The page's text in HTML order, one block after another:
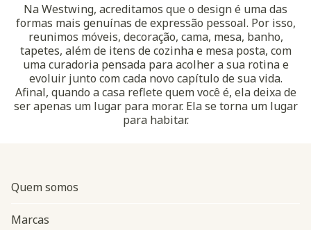
Na Westwing, acreditamos que o design é uma das
formas mais genuínas de expressão pessoal. Por isso,
reunimos móveis, decoração, cama, mesa, banho,
tapetes, além de itens de cozinha e mesa posta, com
uma curadoria pensada para acolher a sua rotina e
evoluir junto com cada novo capítulo de sua vida.
Afinal, quando a casa reflete quem você é, ela deixa de
ser apenas um lugar para morar. Ela se torna um lugar
para habitar.
Quem somos
Marcas